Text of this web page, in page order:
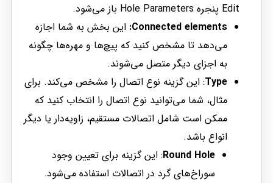
Edit پنجره‌ Hole Parameters باز می‌شود.
Connected elements: این بخش به شما اجازه
می‌دهد تا مشخص کنید که پیچ‌ها و مهره‌ها چگونه
به اجزای دیگر متصل می‌شوند.
Type: این گزینه نوع اتصال را مشخص می‌کند. برای
مثال، شما می‌توانید نوع اتصال را انتخاب کنید که
ممکن است شامل اتصالات مستقیم، زاویه‌دار یا دیگر
انواع باشد.
Round Hole: این گزینه برای تعیین وجود
سوراخ‌های گرد در اتصالات استفاده می‌شود.